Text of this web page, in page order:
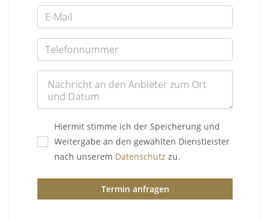
Hiermit stimme ich der Speicherung und
Weitergabe an den gewählten Dienstleister
nach unserem Datenschutz zu.
Termin anfragen